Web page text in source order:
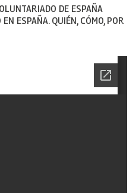
DE ESPAÑA
ESPAÑA. QUIÉN, CÓMO, POR